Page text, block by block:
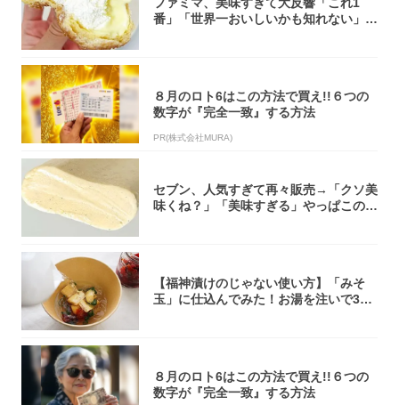
番」「世界一おいしいかも知れない」
８月のロト6はこの方法で買え!!６つの
数字が『完全一致』する方法
PR(株式会社MURA)
セブン、人気すぎて再々販売→「クソ美
味くね？」「美味すぎる」やっぱこのク
【福神漬けのじゃない使い方】「みそ
玉」に仕込んでみた！お湯を注いで30
８月のロト6はこの方法で買え!!６つの
数字が『完全一致』する方法